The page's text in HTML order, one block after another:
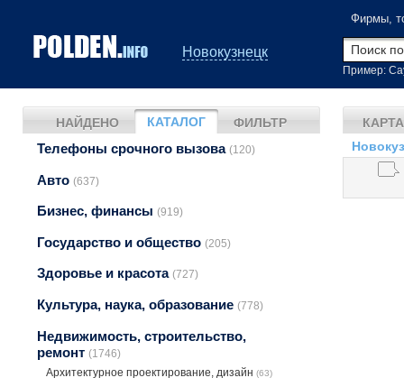
Новокузнецк
Фирмы,
Пример:
НАЙДЕНО КАТАЛОГ ФИЛЬТР
Телефоны срочного вызова (120)
Авто (637)
Бизнес, финансы (919)
Государство и общество (205)
Здоровье и красота (727)
Культура, наука, образование (778)
Недвижимость, строительство,
ремонт (1746)
Архитектурное проектирование, дизайн (63)
КАРТА